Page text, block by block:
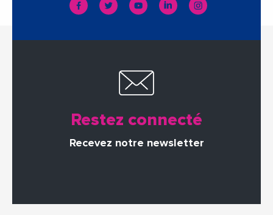
Restez connecté
Recevez notre newsletter